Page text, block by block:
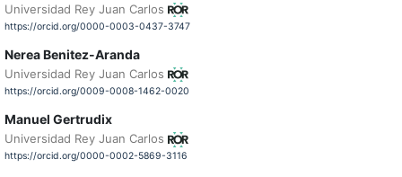
Universidad Rey Juan Carlos
https://orcid.org/0000-0003-0437-3747
Nerea Benitez-Aranda
Universidad Rey Juan Carlos
https://orcid.org/0009-0008-1462-0020
Manuel Gertrudix
Universidad Rey Juan Carlos
https://orcid.org/0000-0002-5869-3116